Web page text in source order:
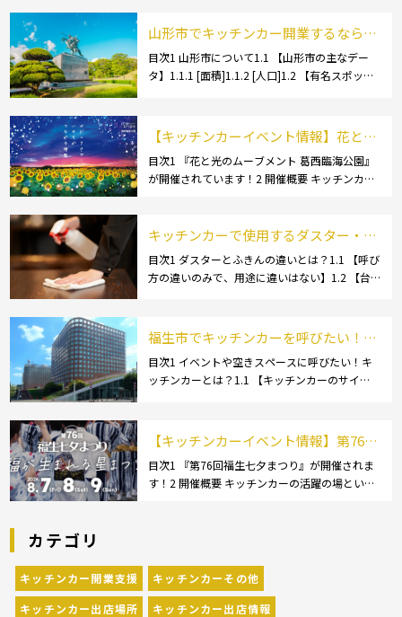
山形市でキッチンカー開業するなら格
安のレンタル・リース！営業許可取得
の流れも解説！
目次1 山形市について1.1 【山形市の主なデー
タ】1.1.1 [面積]1.1.2 [人口]1.2 【有名スポッ
【キッチンカーイベント情報】花と光
のムーブメント 葛西臨海公園が開催さ
れています！
目次1 『花と光のムーブメント 葛西臨海公園』
が開催されています！2 開催概要 キッチンカー
ルメイベントが催されています。 開業前にキ
キッチンカーで使用するダスター・ふ
きんの選び方とは？おすすめ商品3選
も紹介！
目次1 ダスターとふきんの違いとは？1.1 【呼び
方の違いのみで、用途に違いはない】1.2 【台
特徴2.1 【綿】2.2 【マイクロ […]
福生市でキッチンカーを呼びたい！派
遣してもらうにはどうすれば良いの？
依頼の流れや人気メニューを解説
目次1 イベントや空きスペースに呼びたい！キ
ッチンカーとは？1.1 【キッチンカーのサイ
チンカー:1t～ […]
【キッチンカーイベント情報】第76回
福生七夕まつりが開催されます！
目次1 『第76回福生七夕まつり』が開催されま
す！2 開催概要 キッチンカーの活躍の場といえ
カテゴリ
キッチンカー開業支援
キッチンカーその他
キッチンカー出店場所
キッチンカー出店情報